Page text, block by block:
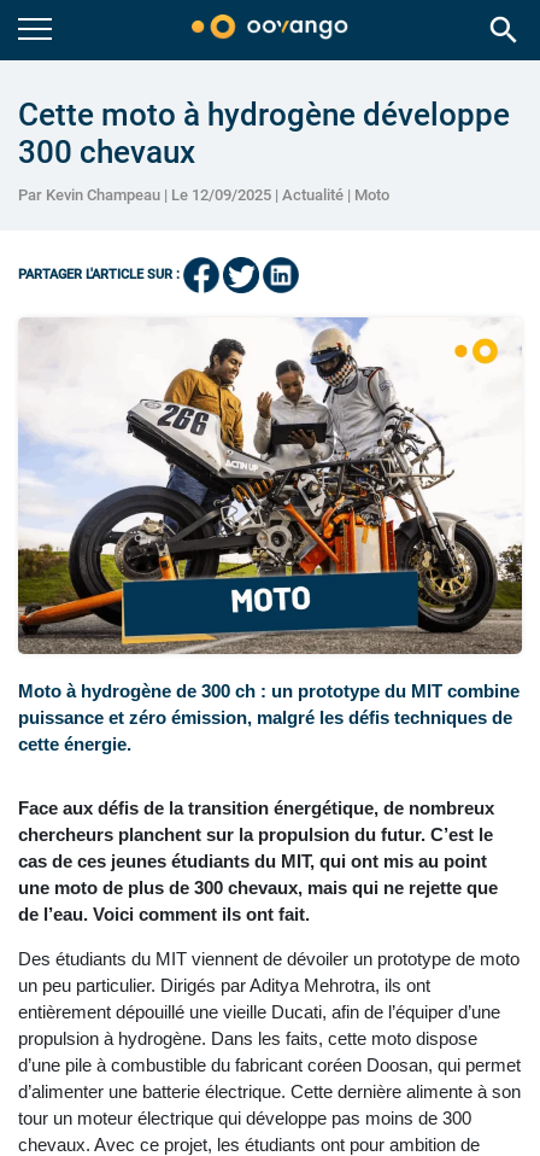
search
Cette moto à hydrogène développe
300 chevaux
Par Kevin Champeau | Le 12/09/2025 | Actualité | Moto
PARTAGER L'ARTICLE SUR :
Moto à hydrogène de 300 ch : un prototype du MIT combine
puissance et zéro émission, malgré les défis techniques de
cette énergie.
Face aux défis de la transition énergétique, de nombreux
chercheurs planchent sur la propulsion du futur. C’est le
cas de ces jeunes étudiants du MIT, qui ont mis au point
une moto de plus de 300 chevaux, mais qui ne rejette que
de l’eau. Voici comment ils ont fait.
Des étudiants du MIT viennent de dévoiler un prototype de moto
un peu particulier. Dirigés par Aditya Mehrotra, ils ont
entièrement dépouillé une vieille Ducati, afin de l’équiper d’une
propulsion à hydrogène. Dans les faits, cette moto dispose
d’une pile à combustible du fabricant coréen Doosan, qui permet
d’alimenter une batterie électrique. Cette dernière alimente à son
tour un moteur électrique qui développe pas moins de 300
chevaux. Avec ce projet, les étudiants ont pour ambition de